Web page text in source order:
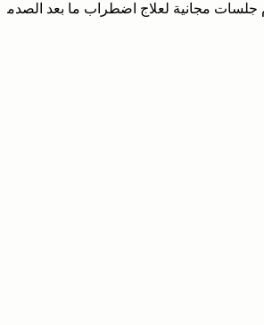
جلسات مجانية لعلاج اضطراب ما بعد الصدمة